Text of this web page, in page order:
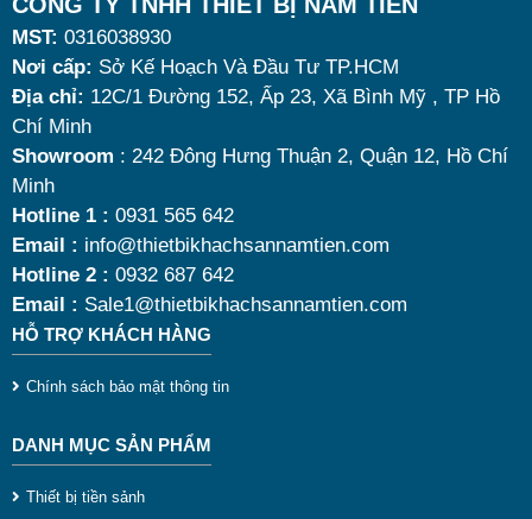
đâu là loại phù hợp nhất? Nên chọn nồi hâm buffet
dùng điện hay dùng cồn? Cùng tìm hiểu những tiêu
chí quan trọng giúp bạn chọn được mẫu
nóng thức ăn 9 lítchất lượng, bền đẹp và tối ưu chi
phí nhất hiện nay.
MST: 0316038930
Nơi cấp: Sở Kế Hoạch Và Đầu Tư TP.HCM
Địa chỉ: 12C/1 Đường 152, Ấp 23, Xã Bình Mỹ , TP Hồ
Chí Minh
Showroom : 242 Đông Hưng Thuận 2, Quận 12, Hồ Chí
Minh
Hotline 1 : 0931 565 642
Email : info@thietbikhachsannamtien.com
Hotline 2 : 0932 687 642
Email : Sale1@thietbikhachsannamtien.com
HỖ TRỢ KHÁCH HÀNG
Chính sách bảo mật thông tin
DANH MỤC SẢN PHẨM
Thiết bị tiền sảnh